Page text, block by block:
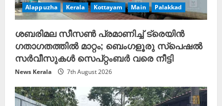
Alappuzha Kerala Kottayam Main Palakkad
ശബരിമല സീസൺ പ്രമാണിച്ച് ട്രെയിൻ
ഗതാഗതത്തിൽ മാറ്റം; ബെംഗളൂരു സ്പെഷൽ
സർവീസുകൾ സെപ്റ്റംബർ വരെ നീട്ടി
News Kerala 7th August 2026